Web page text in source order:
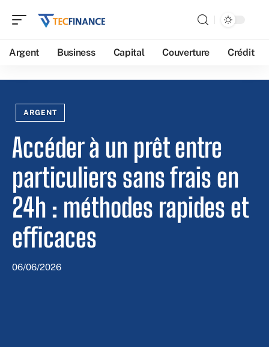
Argent Business Capital Couverture Crédit
ARGENT
Accéder à un prêt entre
particuliers sans frais en
24h : méthodes rapides et
efficaces
06/06/2026